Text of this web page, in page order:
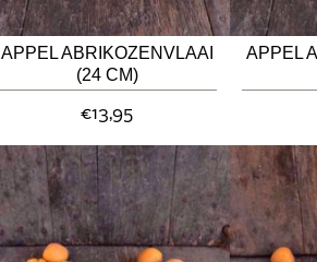
APPEL ABRIKOZENVLAAI
(24 CM)
€13,95
APPEL